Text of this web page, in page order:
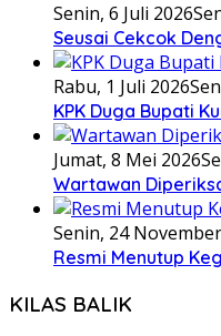
Senin, 6 Juli 2026
Seusai Cekcok
Rabu, 1 Juli 2026
KPK Duga Bupati
Jumat, 8 Mei 2026
Wartawan
Senin, 24
Resmi Menutup
KILAS BALIK